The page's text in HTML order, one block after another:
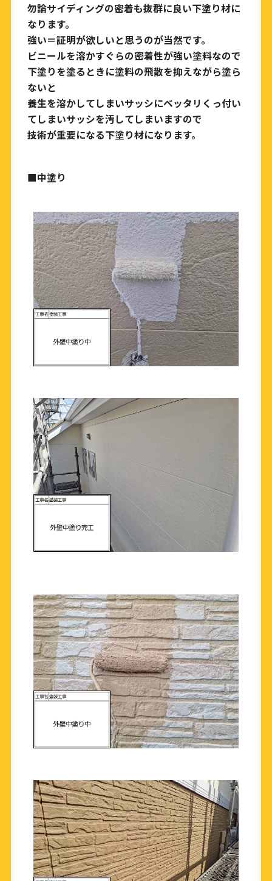
勿論サイディングの密着も抜群に良い下塗り材に
なります。
強い＝証明が欲しいと思うのが当然です。
ビニールを溶かすぐらの密着性が強い塗料なので
下塗りを塗るときに塗料の飛散を抑えながら塗ら
ないと
養生を溶かしてしまいサッシにベッタリくっ付い
てしまいサッシを汚してしまいますので
技術が重要になる下塗り材になります。
■中塗り